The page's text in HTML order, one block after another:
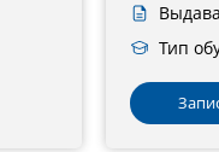
Тип